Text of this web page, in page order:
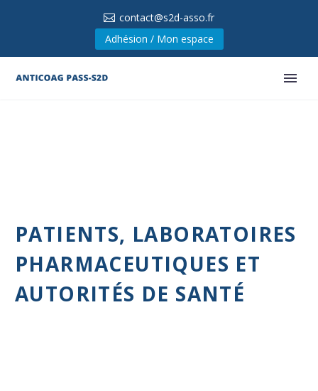
contact@s2d-asso.fr
Adhésion / Mon espace
PATIENTS, LABORATOIRES
PHARMACEUTIQUES ET
AUTORITÉS DE SANTÉ